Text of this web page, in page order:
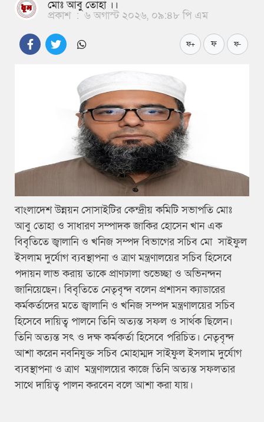
মোঃ আবু তোহা ।।
প্রকাশ : ৬ অগাস্ট ২০২৬, ০৯:৪৮ পি এম
ফ+ ফ ফ-
বাংলাদেশ উন্নয়ন সোসাইটির কেন্দ্রীয় কমিটি সভাপতি মোঃ
আবু তোহা ও সাধারণ সম্পাদক জাকির হোসেন খান এক
বিবৃতিতে জ্বালানি ও খনিজ সম্পদ বিভাগের সচিব মো সাইফুল
ইসলাম দুর্যোগ ব্যবস্থাপনা ও ত্রাণ মন্ত্রণালয়ের সচিব হিসেবে
পদায়ন লাভ করায় তাকে প্রাণঢালা শুভেচ্ছা ও অভিনন্দন
জানিয়েছেন। বিবৃতিতে নেতৃবৃন্দ বলেন প্রশাসন ক্যাডারের
কর্মকর্তাদের মতে জ্বালানি ও খনিজ সম্পদ মন্ত্রণালয়ের সচিব
হিসেবে দায়িত্ব পালনে তিনি অত্যন্ত সফল ও সার্থক ছিলেন।
তিনি অত্যন্ত সৎ ও দক্ষ কর্মকর্তা হিসেবে পরিচিত। নেতৃবৃন্দ
আশা করেন নবনিযুক্ত সচিব মোহাম্মদ সাইফুল ইসলাম দুর্যোগ
ব্যবস্থাপনা ও ত্রাণ মন্ত্রণালয়ের কাজে তিনি অত্যন্ত সফলতার
সাথে দায়িত্ব পালন করবেন বলে আশা করা যায়।